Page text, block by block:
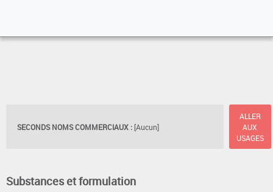
SECONDS NOMS COMMERCIAUX : [Aucun]
ALLER
AUX
USAGES
Substances et formulation